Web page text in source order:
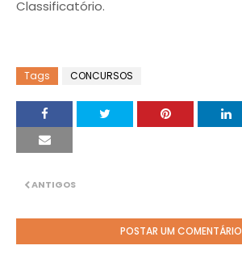
Classificatório.
Tags CONCURSOS
ANTIGOS
POSTAR UM COMENTÁRIO